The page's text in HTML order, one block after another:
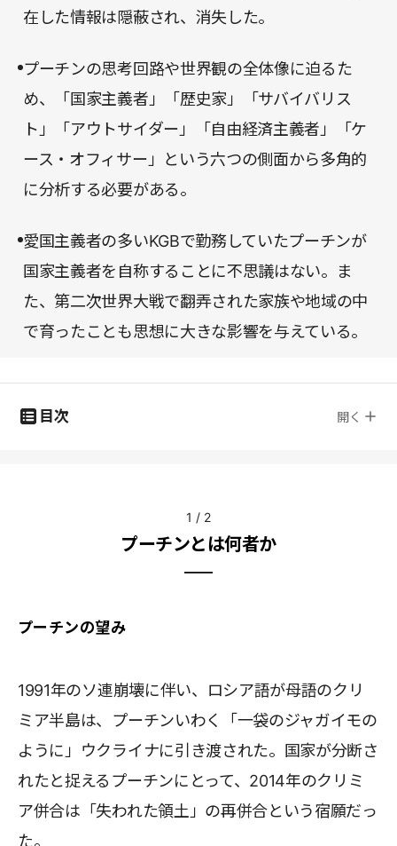
在した情報は隠蔽され、消失した。
プーチンの思考回路や世界観の全体像に迫るた
め、「国家主義者」「歴史家」「サバイバリス
ト」「アウトサイダー」「自由経済主義者」「ケ
ース・オフィサー」という六つの側面から多角的
に分析する必要がある。
愛国主義者の多いKGBで勤務していたプーチンが
国家主義者を自称することに不思議はない。ま
た、第二次世界大戦で翻弄された家族や地域の中
で育ったことも思想に大きな影響を与えている。
目次 開く
1 / 2
プーチンとは何者か
プーチンの望み
1991年のソ連崩壊に伴い、ロシア語が母語のクリ
ミア半島は、プーチンいわく「一袋のジャガイモの
ように」ウクライナに引き渡された。国家が分断さ
れたと捉えるプーチンにとって、2014年のクリミ
ア併合は「失われた領土」の再併合という宿願だっ
た。